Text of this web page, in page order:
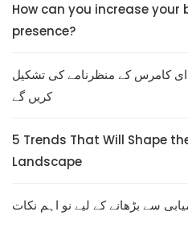
How can you increase your
presence?
جو 2026 میں ای کامرس کے منظرنامے کی تشکیل
کریں گے
5 Trends That Will Shape
Landscape
سے بڑھانے کے لیے نو اہم نکات